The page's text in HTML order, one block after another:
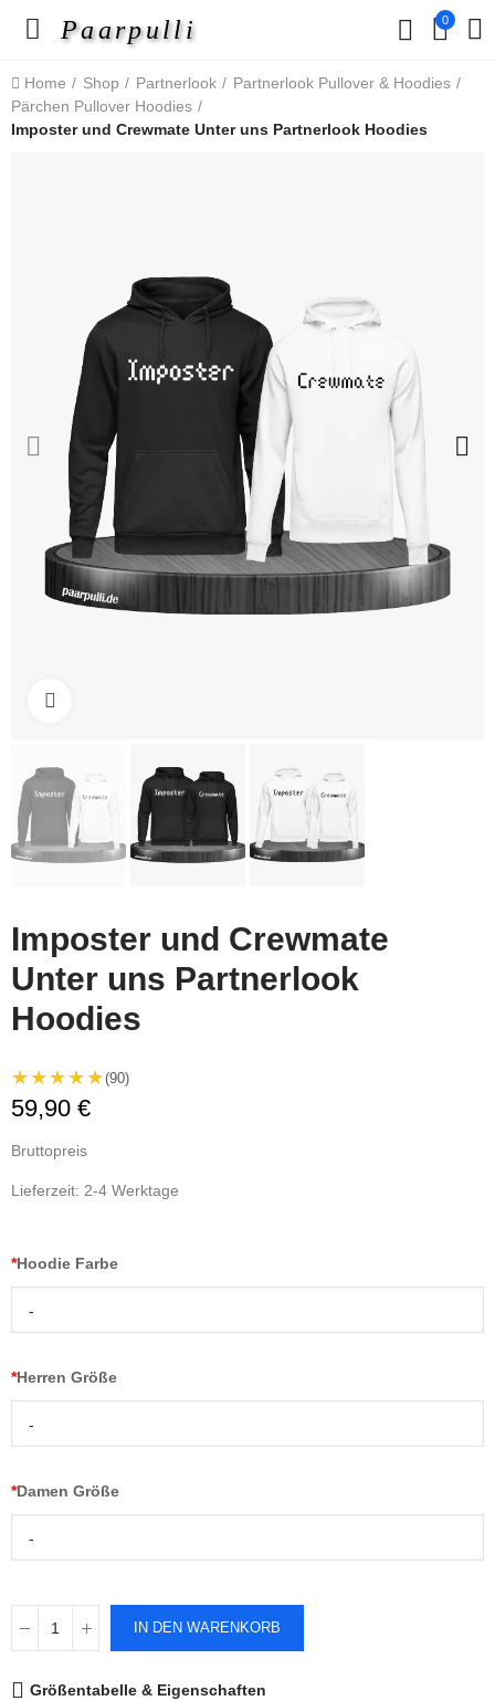
Paarpulli 0
Home Shop Partnerlook
Partnerlook Pullover & Hoodies
Pärchen Pullover Hoodies
Imposter und Crewmate Unter uns Partnerlook Hoodies
Imposter und Crewmate
Unter uns Partnerlook
Hoodies
★★★★★(90)
59,90 €
Bruttopreis
Lieferzeit: 2-4 Werktage
*Hoodie Farbe
-
*Herren Größe
-
*Damen Größe
-
IN DEN WARENKORB
Größentabelle & Eigenschaften